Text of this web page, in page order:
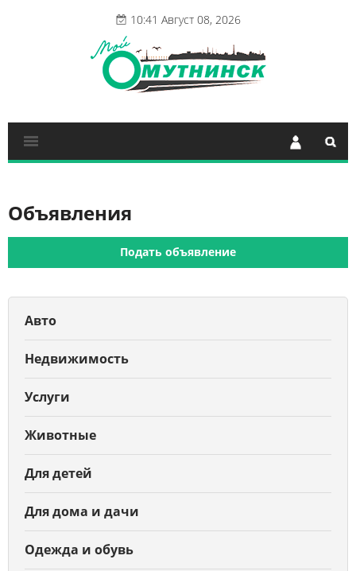
10:41 Август 08, 2026
Объявления
Подать объявление
Авто
Недвижимость
Услуги
Животные
Для детей
Для дома и дачи
Одежда и обувь